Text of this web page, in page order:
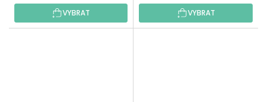
VYBRAT VYBRAT